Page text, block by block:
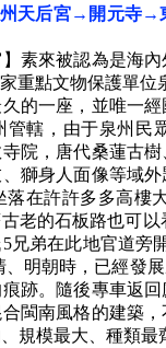
天后宮→開元寺
素來被認為是海
重點文物保護單
的一座，並唯一
管轄，由于泉州民
院，唐代桑蓮古
獅身人面像等域
在許許多多高樓
老的石板路也可
兄弟在此地官道旁
明朝時，已經發
跡。隨後專車返
閩南風格的建築
規模最大、種類